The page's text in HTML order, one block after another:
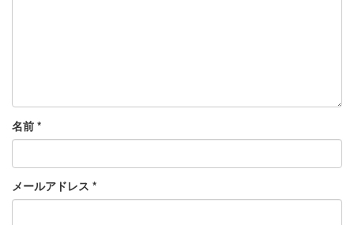
名前 *
メールアドレス *